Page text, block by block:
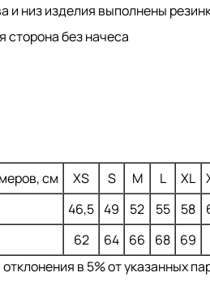
и низ изделия выполнены
сторона без начеса
см XS S M L XL
46,5 49 52 55 58
62 64 66 68 69
в 5% от указанных